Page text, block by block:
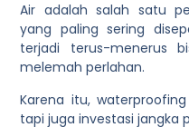
Air adalah salah satu
yang paling sering
terjadi terus-menerus
melemah perlahan.
Karena itu,
tapi juga investasi jangka